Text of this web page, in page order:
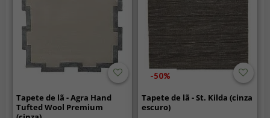
Tapete de lã - Agra Hand
Tufted Wool Premium
-50%
Tapete de lã - St. Kilda (cinza
escuro)